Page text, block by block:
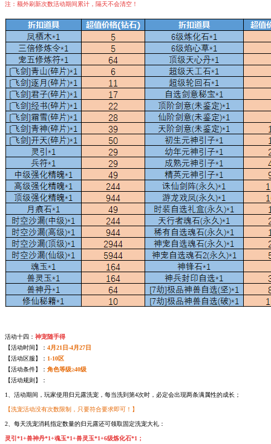
注：额外刷新次数活动期间累计，隔天不会清空！
活动十四： 神宠随手得
【活动时间】： 4月21日-4月27日
【活动区服】： 1-10区
【活动条件】： 角色等级≥40级
【活动规则】：
1、活动期间，玩家使用归元露洗宠，每当洗到第4次时，必定会出现两条满属性的成长；
【洗宠活动没有次数限制，只要符合要求即可！】
2、每天洗宠消耗指定数量的归元露还可领取固定洗宠大礼：
灵引*1+兽神丹*1+魂玉*1+兽灵玉*1+6级炼化石*1；